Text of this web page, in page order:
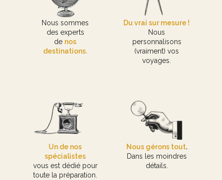
Nous sommes
des experts
de nos
destinations.
Du vrai sur mesure !
Nous
personnalisons
(vraiment) vos
voyages.
Un de nos
spécialistes
vous est dédié pour
toute la préparation.
Nous gérons tout.
Dans les moindres
détails.